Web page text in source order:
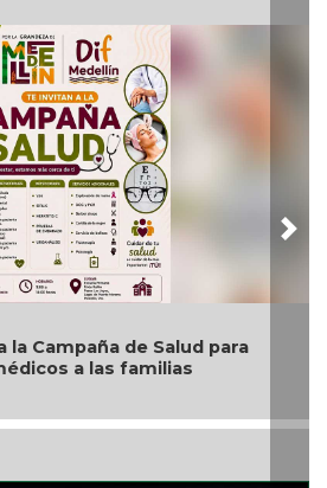
🎉🎂👏 Santoral 07/08/2026